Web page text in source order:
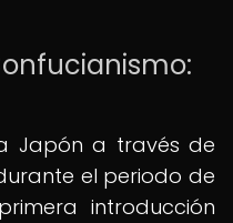
Japón a través de
el periodo de
introducción